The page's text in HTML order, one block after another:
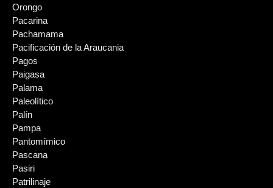
Orongo
Pacarina
Pachamama
Pacificación de la Araucania
Pagos
Paigasa
Palama
Paleolítico
Palín
Pampa
Pantomímico
Pascana
Pasiri
Patrilinaje